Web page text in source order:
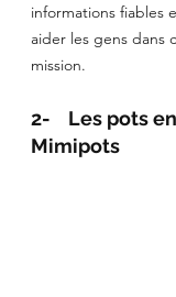
informations fiables
aider les gens dans
mission.
2-    Les pots
Mimipots